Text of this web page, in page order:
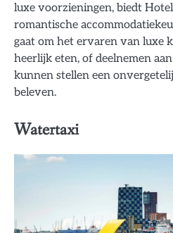
luxe voorzieningen, biedt
romantische
gaat om het ervaren van luxe
heerlijk eten, of deelnemen
kunnen stellen een
beleven.
Watertaxi